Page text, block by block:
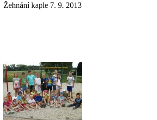
Žehnání kaple 7. 9. 2013